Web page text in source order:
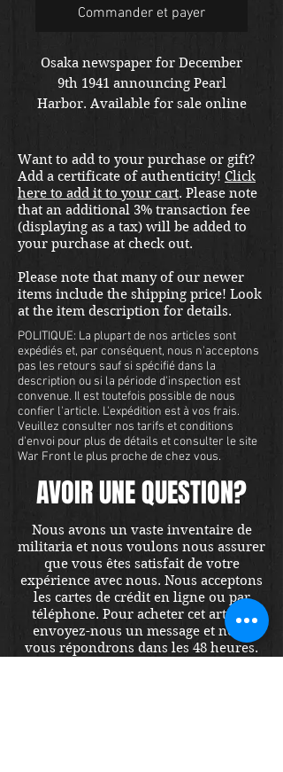
Commander et payer
Osaka newspaper for December
9th 1941 announcing Pearl
Harbor. Available for sale online
location.
Want to add to your purchase or gift?
Add a certificate of authenticity! Click
here to add it to your cart. Please note
that an additional 3% transaction fee
(displaying as a tax) will be added to
your purchase at check out.
Please note that many of our newer
items include the shipping price! Look
at the item description for details.
POLITIQUE: La plupart de nos articles sont
expédiés et, par conséquent, nous n'acceptons
pas les retours sauf si spécifié dans la
description ou si la période d'inspection est
convenue. Il est toutefois possible de nous
confier l'article. L'expédition est à vos frais.
Veuillez consulter nos tarifs et conditions
d'envoi pour plus de détails et consulter le site
War Front le plus proche de chez vous.
AVOIR UNE QUESTION?
Nous avons un vaste inventaire de
militaria et nous voulons nous assurer
que vous êtes satisfait de votre
expérience avec nous. Nous acceptons
les cartes de crédit en ligne ou par
téléphone. Pour acheter cet article,
envoyez-nous un message et nous
vous répondrons dans les 48 heures.